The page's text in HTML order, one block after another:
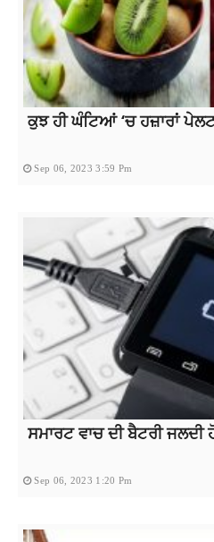
ਕੁਝ ਹੀ ਘੰਟਿਆਂ ‘ਚ ਹਜ਼ਾਰਾਂ
Sep 06, 2023 3:59 Pm
ਸਮਾਰਟ ਵਾਚ ਦੀ ਬੈਟਰੀ ਜਲਦੀ
Sep 06, 2023 1:20 Pm